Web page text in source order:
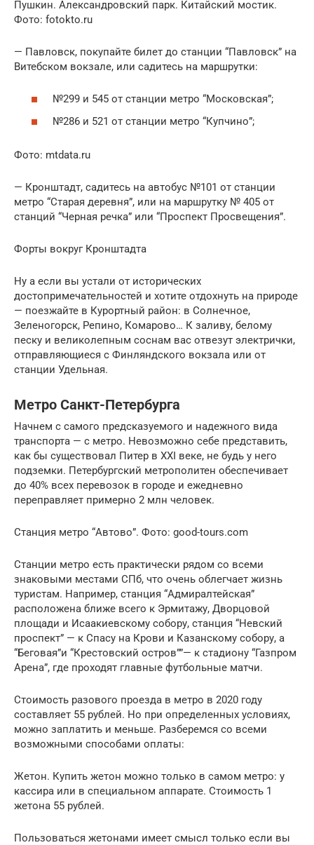
Пушкин. Александровский парк. Китайский мостик.
Фото: fotokto.ru
— Павловск, покупайте билет до станции “Павловск” на
Витебском вокзале, или садитесь на маршрутки:
№299 и 545 от станции метро “Московская”;
№286 и 521 от станции метро “Купчино”;
Фото: mtdata.ru
— Кронштадт, садитесь на автобус №101 от станции
метро “Старая деревня”, или на маршрутку № 405 от
станций “Черная речка” или “Проспект Просвещения”.
Форты вокруг Кронштадта
Ну а если вы устали от исторических
достопримечательностей и хотите отдохнуть на природе
— поезжайте в Курортный район: в Солнечное,
Зеленогорск, Репино, Комарово… К заливу, белому
песку и великолепным соснам вас отвезут электрички,
отправляющиеся с Финляндского вокзала или от
станции Удельная.
Метро Санкт-Петербурга
Начнем с самого предсказуемого и надежного вида
транспорта — с метро. Невозможно себе представить,
как бы существовал Питер в XXI веке, не будь у него
подземки. Петербургский метрополитен обеспечивает
до 40% всех перевозок в городе и ежедневно
переправляет примерно 2 млн человек.
Станция метро “Автово”. Фото: good-tours.com
Станции метро есть практически рядом со всеми
знаковыми местами СПб, что очень облегчает жизнь
туристам. Например, станция “Адмиралтейская”
расположена ближе всего к Эрмитажу, Дворцовой
площади и Исаакиевскому собору, станция “Невский
проспект” — к Спасу на Крови и Казанскому собору, а
“Беговая”и “Крестовский остров””— к стадиону “Газпром
Арена”, где проходят главные футбольные матчи.
Стоимость разового проезда в метро в 2020 году
составляет 55 рублей. Но при определенных условиях,
можно заплатить и меньше. Разберемся со всеми
возможными способами оплаты:
Жетон. Купить жетон можно только в самом метро: у
кассира или в специальном аппарате. Стоимость 1
жетона 55 рублей.
Пользоваться жетонами имеет смысл только если вы